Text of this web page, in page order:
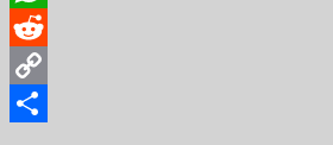
WhatsApp
Reddit
Copy